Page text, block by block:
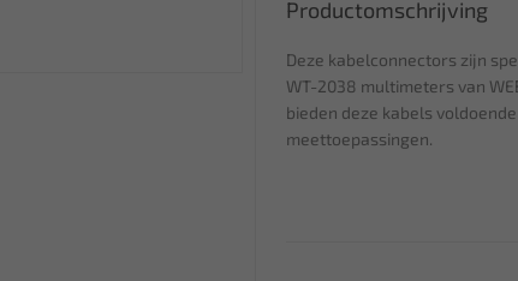
Productomschrijving
Deze kabelconnectors zijn
WT-2038 multimeters van
bieden deze kabels
meettoepassingen.